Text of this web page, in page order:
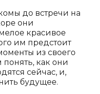
до встречи на
они
красивое
им предстоит
из своего
как они
сейчас, и,
будущее.